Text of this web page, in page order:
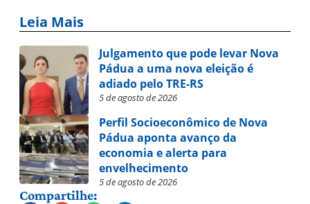
Leia Mais
Julgamento que pode levar Nova
Pádua a uma nova eleição é
adiado pelo TRE-RS
5 de agosto de 2026
Perfil Socioeconômico de Nova
Pádua aponta avanço da
economia e alerta para
envelhecimento
5 de agosto de 2026
Compartilhe: